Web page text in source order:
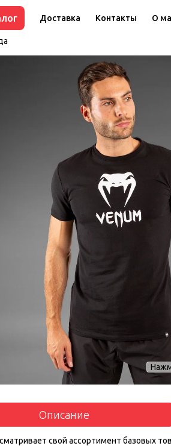
Доставка Контакты О
Описание
свой ассортимент базовых